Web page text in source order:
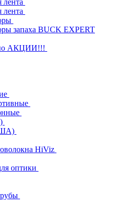
запаха BUCK EXPERT
АКЦИИ!!!
HiViz
оптики